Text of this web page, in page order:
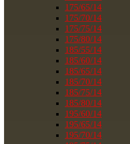
175/65/14
175/70/14
175/75/14
175/80/14
185/55/14
185/60/14
185/65/14
185/70/14
185/75/14
185/80/14
195/60/14
195/65/14
195/70/14